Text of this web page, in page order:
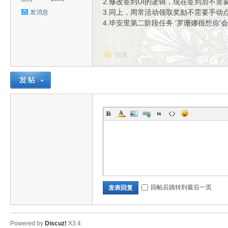
发消息
3.同上，周常活动领取奖励不需要手动
4.毕安里第二阶段任务 ‘罗珊娜很想你’
回复
发表回复 回帖后跳转到最后一页
Powered by Discuz! X3.4